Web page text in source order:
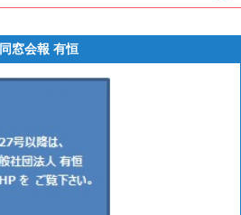
同窓会報 有恒